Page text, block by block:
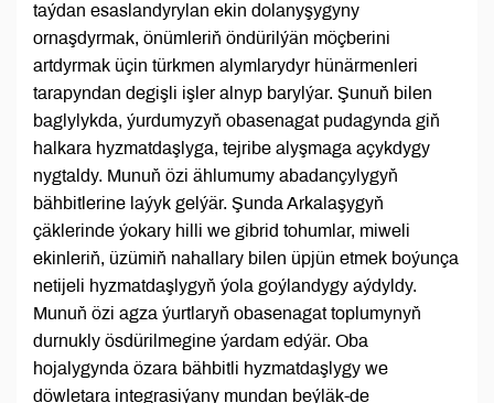
taýdan esaslandyrylan ekin dolanyşygyny
ornaşdyrmak, önümleriň öndürilýän möçberini
artdyrmak üçin türkmen alymlarydyr hünärmenleri
tarapyndan degişli işler alnyp barylýar. Şunuň bilen
baglylykda, ýurdumyzyň obasenagat pudagynda giň
halkara hyzmatdaşlyga, tejribe alyşmaga açykdygy
nygtaldy. Munuň özi ählumumy abadançylygyň
bähbitlerine laýyk gelýär. Şunda Arkalaşygyň
çäklerinde ýokary hilli we gibrid tohumlar, miweli
ekinleriň, üzümiň nahallary bilen üpjün etmek boýunça
netijeli hyzmatdaşlygyň ýola goýlandygy aýdyldy.
Munuň özi agza ýurtlaryň obasenagat toplumynyň
durnukly ösdürilmegine ýardam edýär. Oba
hojalygynda özara bähbitli hyzmatdaşlygy we
döwletara integrasiýany mundan beýläk-de